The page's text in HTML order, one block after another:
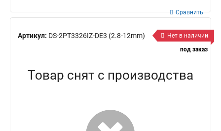
Артикул: DS-2PT3326IZ-DE3 (2.8-12mm)
Сравнить
Нет в наличии
под заказ
Товар снят с производства